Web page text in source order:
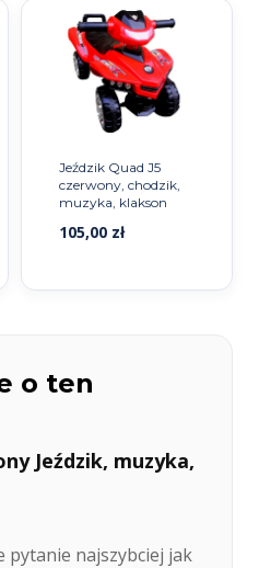
Jeździk Quad J5
czerwony, chodzik,
muzyka, klakson
105,00 zł
o ten
Jeździk, muzyka,
pytanie najszybciej jak